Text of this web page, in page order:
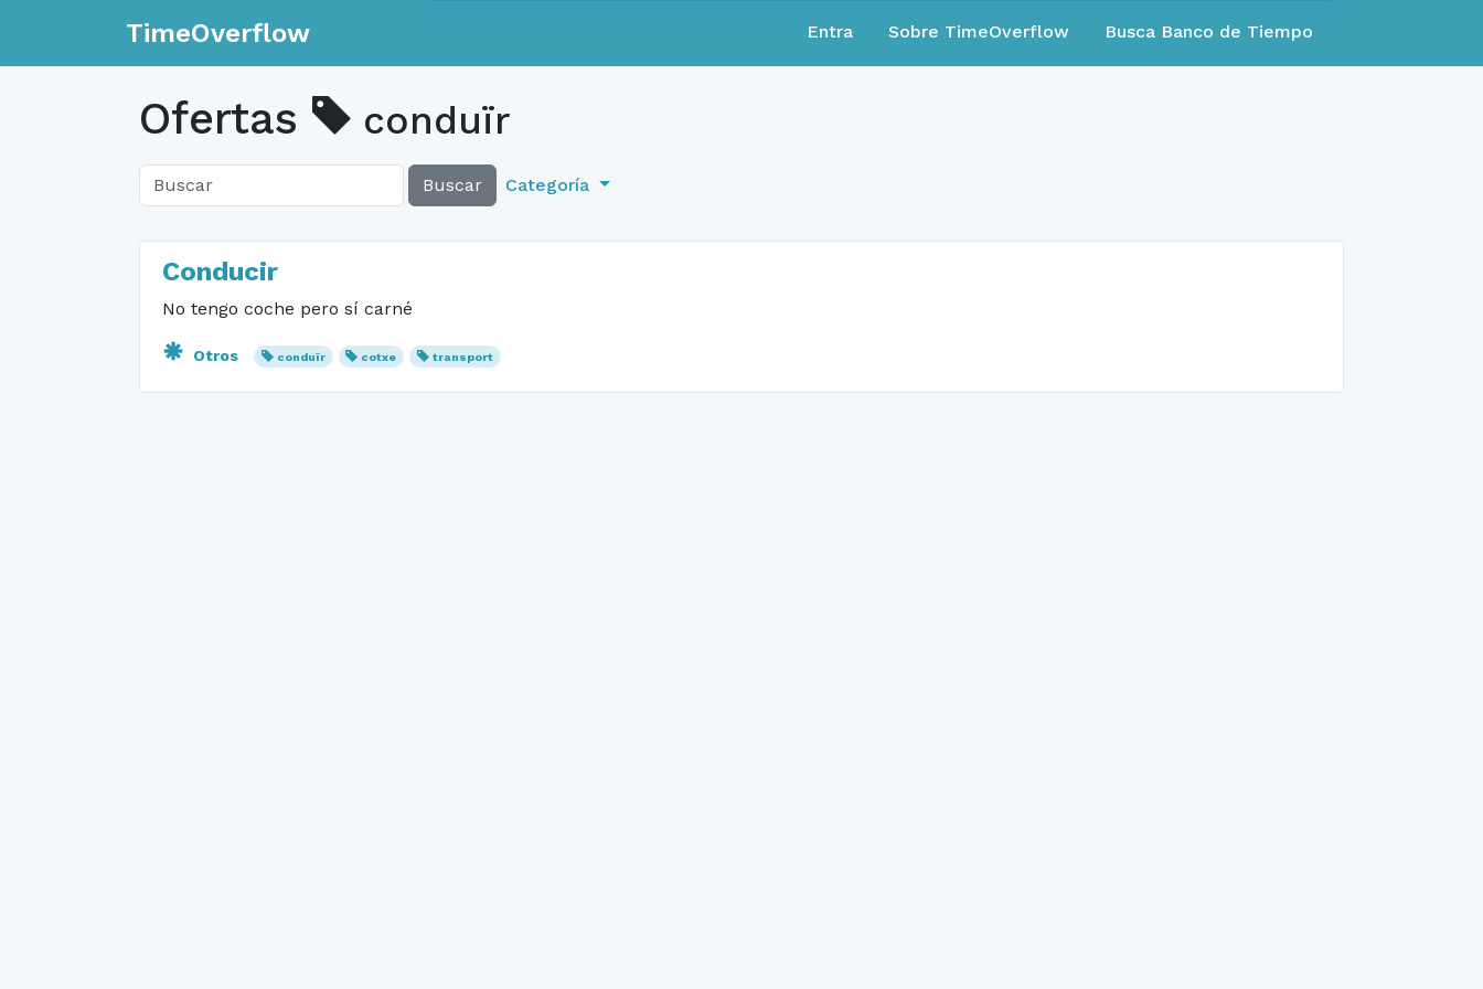
TimeOverflow Entra Sobre TimeOverflow Busca Banco de Tiempo
Ofertas conduïr
Buscar Categoría
Conducir
No tengo coche pero sí carné
Otros conduïr cotxe transport